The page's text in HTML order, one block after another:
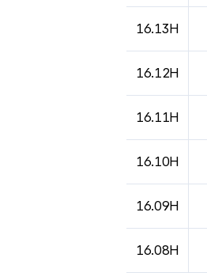
16.13H
16.12H
16.11H
16.10H
16.09H
16.08H